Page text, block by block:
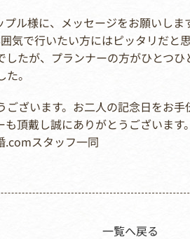
ル様に、メッセージをお願いしま
気で行いたい方にはピッタリだ
たが、プランナーの方がひとつ
。
ございます。お二人の記念日をお
頂戴し誠にありがとうございま
.comスタッフ一同
一覧へ戻る